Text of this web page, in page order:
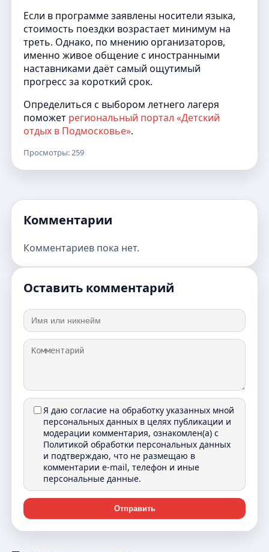
Если в программе заявлены носители языка,
стоимость поездки возрастает минимум на
треть. Однако, по мнению организаторов,
именно живое общение с иностранными
наставниками даёт самый ощутимый
прогресс за короткий срок.
Определиться с выбором летнего лагеря
поможет региональный портал «Детский
отдых в Подмосковье».
Просмотры: 259
Комментарии
Комментариев пока нет.
Оставить комментарий
Я даю согласие на обработку указанных мной
персональных данных в целях публикации и
модерации комментария, ознакомлен(а) с
Политикой обработки персональных данных
и подтверждаю, что не размещаю в
комментарии e-mail, телефон и иные
персональные данные.
Отправить